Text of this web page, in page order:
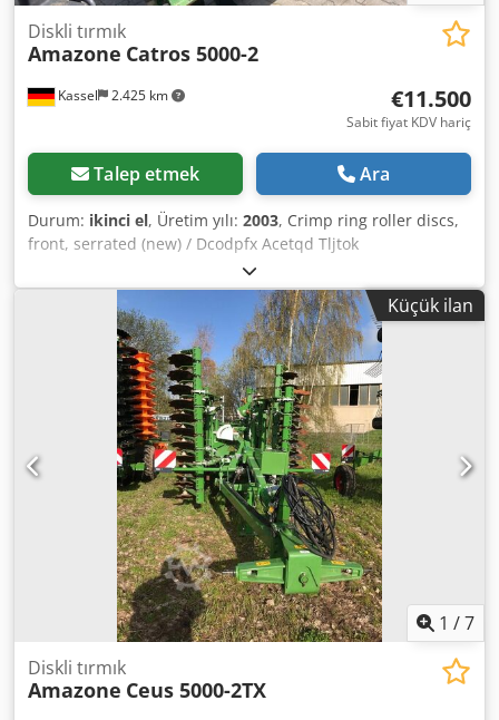
Kassel 2.425 km
Diskli tırmık
Amazone Catros 5000-2
€11.500
Sabit fiyat KDV hariç
Talep etmek Ara
Durum: ikinci el, Üretim yılı: 2003, Crimp ring roller discs,
front, serrated (new) / Dcodpfx Acetqd Tljtok
Küçük ilan
1 /7
Diskli tırmık
Amazone Ceus 5000-2TX